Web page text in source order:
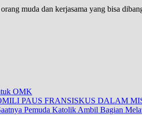
muda dan kerjasama yang bisa
OMK
PAUS FRANSISKUS DALAM
Pemuda Katolik Ambil Bagian